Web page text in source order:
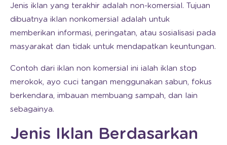
Jenis iklan yang terakhir adalah non-komersial. Tujuan
dibuatnya iklan nonkomersial adalah untuk
memberikan informasi, peringatan, atau sosialisasi pada
masyarakat dan tidak untuk mendapatkan keuntungan.
Contoh dari iklan non komersial ini ialah iklan stop
merokok, ayo cuci tangan menggunakan sabun, fokus
berkendara, imbauan membuang sampah, dan lain
sebagainya.
Jenis Iklan Berdasarkan